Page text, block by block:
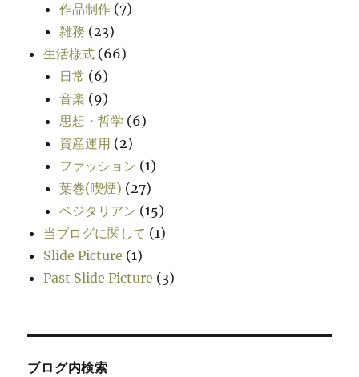
作品制作 (7)
雑務 (23)
生活様式 (66)
日常 (6)
音楽 (9)
思想・哲学 (6)
資産運用 (2)
ファッション (1)
葉巻(喫煙) (27)
ベジタリアン (15)
当ブログに関して (1)
Slide Picture (1)
Past Slide Picture (3)
ブログ内検索